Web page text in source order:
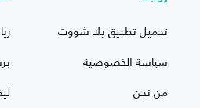
تحميل تطبيق يلا شووت
سياسة الخصوصية
من نحن